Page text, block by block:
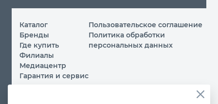
Каталог
Бренды
Где купить
Филиалы
Медиацентр
Гарантия и сервис
Пользовательское соглашение
Политика обработки
персональных данных